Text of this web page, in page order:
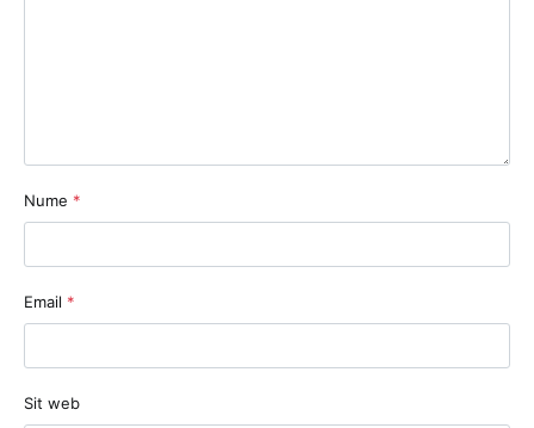
Nume *
Email *
Sit web